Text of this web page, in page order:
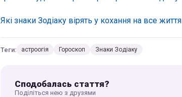
Які знаки Зодіаку вірять у кохання на все життя
Теги: астроогія Гороскоп Знаки Зодіаку
Сподобалась стаття?
Поділіться нею з друзями